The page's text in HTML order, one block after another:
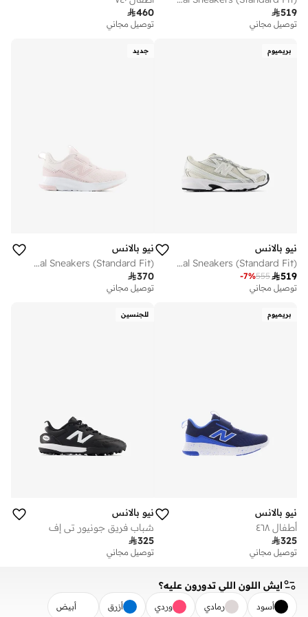
519
توصيل مجاني
460
توصيل مجاني
بريميوم
نيو بالانس
Kids 740 BUNGEE LACE casual Sneakers (Standard Fit)
519
555
-7%
توصيل مجاني
جديد
نيو بالانس
Kids 468 Slip On casual Sneakers (Standard Fit)
370
توصيل مجاني
بريميوم
نيو بالانس
أطفال ٤٦٨
325
توصيل مجاني
للجنسين
نيو بالانس
شباب فريق جونيور تي إف
325
توصيل مجاني
ايش اللون اللي تدورون عليه؟
أسود رمادي وردي أزرق أبيض